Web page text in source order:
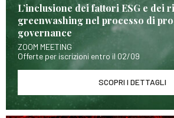
L’inclusione dei fattori ESG e dei
greenwashing nel processo di
governance
ZOOM MEETING
Offerte per iscrizioni entro il 02/09
SCOPRI I DETTAGLI